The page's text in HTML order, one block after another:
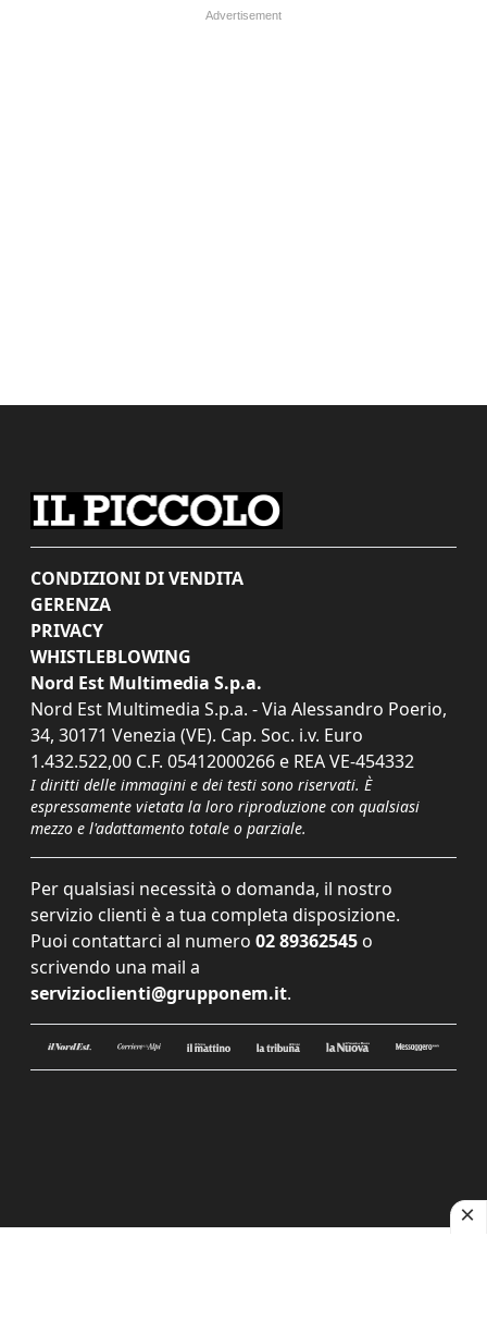
CONDIZIONI DI VENDITA
GERENZA
PRIVACY
WHISTLEBLOWING
Nord Est Multimedia S.p.a.
Nord Est Multimedia S.p.a. - Via Alessandro Poerio,
34, 30171 Venezia (VE). Cap. Soc. i.v. Euro
1.432.522,00 C.F. 05412000266 e REA VE-454332
I diritti delle immagini e dei testi sono riservati. È
espressamente vietata la loro riproduzione con qualsiasi
mezzo e l'adattamento totale o parziale.
Per qualsiasi necessità o domanda, il nostro
servizio clienti è a tua completa disposizione.
Puoi contattarci al numero 02 89362545 o
scrivendo una mail a
servizioclienti@grupponem.it.